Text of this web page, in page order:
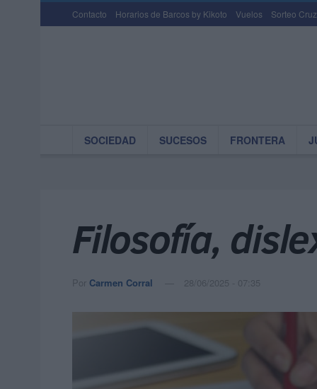
Contacto Horarios de Barcos by Kikoto Vuelos Sorteo
SOCIEDAD SUCESOS FRONTERA
Filosofía,
Por Carmen Corral 28/06/2025 - 07:35